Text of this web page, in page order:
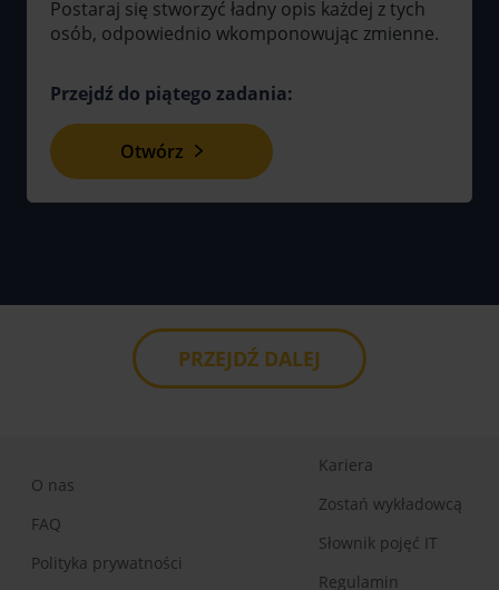
Postaraj się stworzyć ładny opis każdej z tych
osób, odpowiednio wkomponowując zmienne.
Przejdź do piątego zadania:
Otwórz
PRZEJDŹ DALEJ
O nas
FAQ
Polityka prywatności
Kariera
Zostań wykładowcą
Słownik pojęć IT
Regulamin